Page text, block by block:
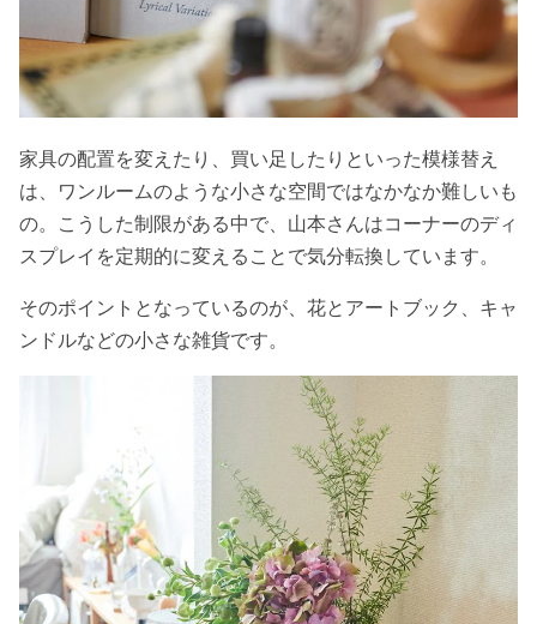
家具の配置を変えたり、買い足したりといった模様替え
は、ワンルームのような小さな空間ではなかなか難しいも
の。こうした制限がある中で、山本さんはコーナーのディ
スプレイを定期的に変えることで気分転換しています。
そのポイントとなっているのが、花とアートブック、キャ
ンドルなどの小さな雑貨です。